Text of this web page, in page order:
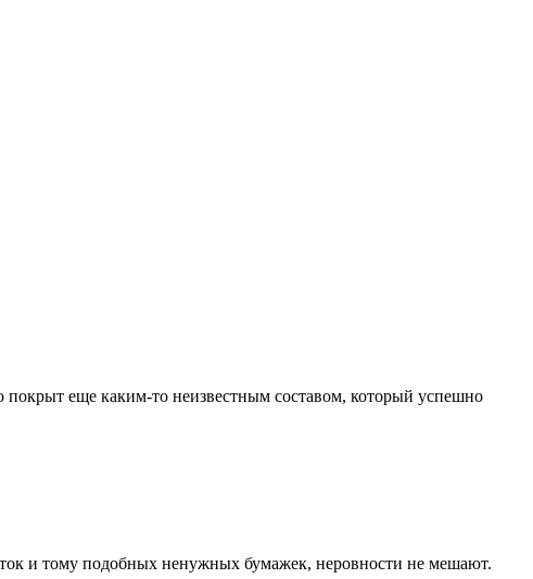
покрыт еще каким-то неизвестным составом, который успешно
и тому подобных ненужных бумажек, неровности не мешают.